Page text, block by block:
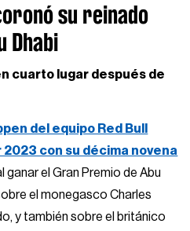
su reinado
Dhabi
cuarto lugar después de
del equipo Red Bull
con su décima novena
ganar el Gran Premio de Abu
el monegasco Charles
y también sobre el británico